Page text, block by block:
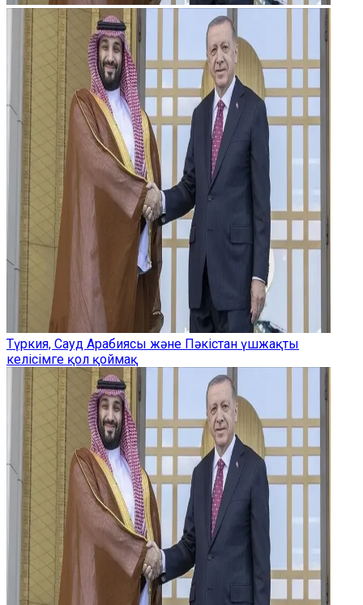
Түркия, Сауд Арабиясы және Пәкістан үшжақты
келісімге қол қоймақ